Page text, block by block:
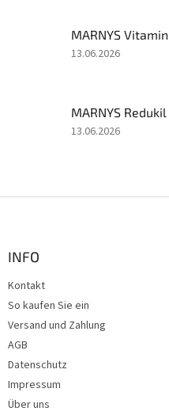
5
Sternen.
MARNYS
Die
von
5
13.06.2026
MARNYS
Die
13.06.2026
INFO
Kontakt
So kaufen Sie ein
Versand und Zahlung
AGB
Datenschutz
Impressum
Über uns